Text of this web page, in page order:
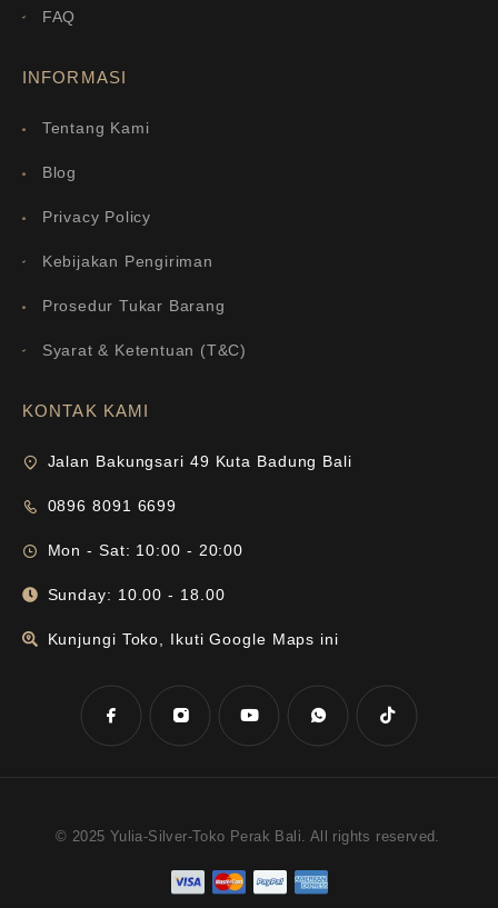
FAQ
INFORMASI
Tentang Kami
Blog
Privacy Policy
Kebijakan Pengiriman
Prosedur Tukar Barang
Syarat & Ketentuan (T&C)
KONTAK KAMI
Jalan Bakungsari 49 Kuta Badung Bali
0896 8091 6699
Mon - Sat: 10:00 - 20:00
Sunday: 10.00 - 18.00
Kunjungi Toko, Ikuti Google Maps ini
© 2025 Yulia-Silver-Toko Perak Bali. All rights reserved.